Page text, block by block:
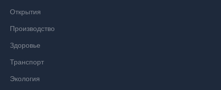
Открытия
Производство
Здоровье
Транспорт
Экология